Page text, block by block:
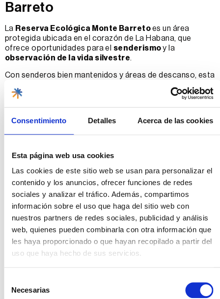
Consentimiento Detalles Acerca de las cookies
Esta página web usa cookies
Las cookies de este sitio web se usan para personalizar el
contenido y los anuncios, ofrecer funciones de redes
sociales y analizar el tráfico. Además, compartimos
información sobre el uso que haga del sitio web con
nuestros partners de redes sociales, publicidad y análisis
web, quienes pueden combinarla con otra información que
les haya proporcionado o que hayan recopilado a partir del
uso que haya hecho de sus servicios.
Necesarias
Barreto
La Reserva Ecológica Monte Barretoes un área
protegida ubicada en el corazón de La Habana, que
ofrece oportunidades para el senderismoy la
observación de la vida silvestre.
Con senderos bien mantenidos y áreas de descanso, esta
permitiendo a los visitantes explorar los
bosques y
Ecotours en La Habana Vieja
Inclusoen el corazón histórico de La Habana Vieja
los turistas pueden participar enecotoursque destacan
la importancia de la conservación y la biodiversidad
dentro de la ciudad.
Estos recorridos pueden incluir visitas aparques
urbanos, jardines comunitarios y proyectos de
restauración ambiental
que están ayudando a
revitalizar los espacios verdes dentro de la ciudad
Turismo rural